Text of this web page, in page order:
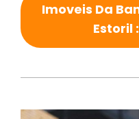
Imoveis Da
Estoril